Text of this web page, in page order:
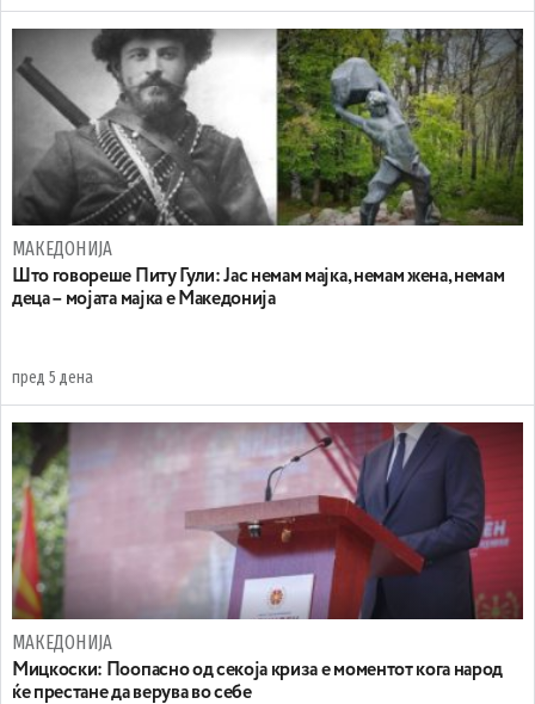
МАКЕДОНИЈА
Што говореше Питу Гули: Јас немам мајка, немам жена, немам
деца – мојата мајка е Македонија
пред 5 дена
МАКЕДОНИЈА
Мицкоски: Поопасно од секоја криза е моментот кога народ
ќе престане да верува во себе